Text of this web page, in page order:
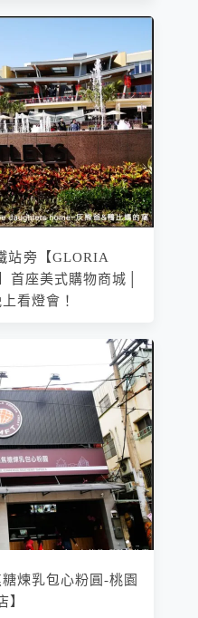
站旁【GLORIA
首座美式購物商城│
看燈會！
煉乳包心粉圓-桃園
】